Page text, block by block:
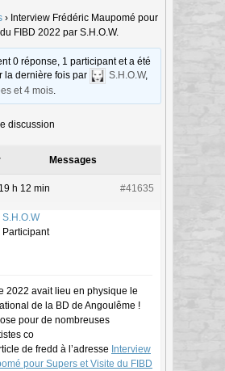
› Interview Frédéric Maupomé pour
FIBD 2022 par S.H.O.W.
0 réponse, 1 participant et a été
la dernière fois par
S.H.O.W,
et 4 mois.
discussion
Messages
h 12 min #41635
S.H.O.W
Participant
2022 avait lieu en physique le
de la BD de Angoulême !
pour de nombreuses
co
de fredd à l’adresse Interview
pour Supers et Visite du FIBD